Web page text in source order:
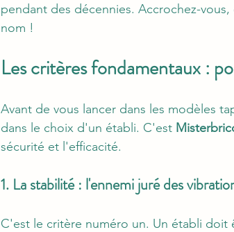
pendant des décennies. Accrochez-
nom !
Les critères fondamentaux :
Avant de vous lancer dans les modèles
dans le choix d'un établi. C'est
sécurité et l'efficacité.
1. La stabilité : l'ennemi juré des
C'est le critère numéro un. Un établi doit